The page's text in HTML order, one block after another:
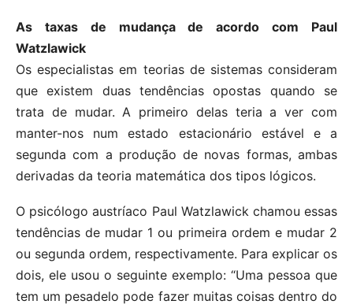
As taxas de mudança de acordo com Paul
Watzlawick
Os especialistas em teorias de sistemas consideram
que existem duas tendências opostas quando se
trata de mudar. A primeiro delas teria a ver com
manter-nos num estado estacionário estável e a
segunda com a produção de novas formas, ambas
derivadas da teoria matemática dos tipos lógicos.
O psicólogo austríaco Paul Watzlawick chamou essas
tendências de mudar 1 ou primeira ordem e mudar 2
ou segunda ordem, respectivamente. Para explicar os
dois, ele usou o seguinte exemplo: “Uma pessoa que
tem um pesadelo pode fazer muitas coisas dentro do